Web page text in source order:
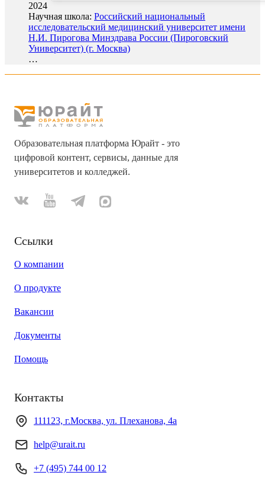
2024
Научная школа: Российский национальный
исследовательский медицинский университет имени
Н.И. Пирогова Минздрава России (Пироговский
Университет) (г. Москва)
…
Образовательная платформа Юрайт - это
цифровой контент, сервисы, данные для
университетов и колледжей.
Ссылки
О компании
О продукте
Вакансии
Документы
Помощь
Контакты
111123, г.Москва, ул. Плеханова, 4а
help@urait.ru
+7 (495) 744 00 12